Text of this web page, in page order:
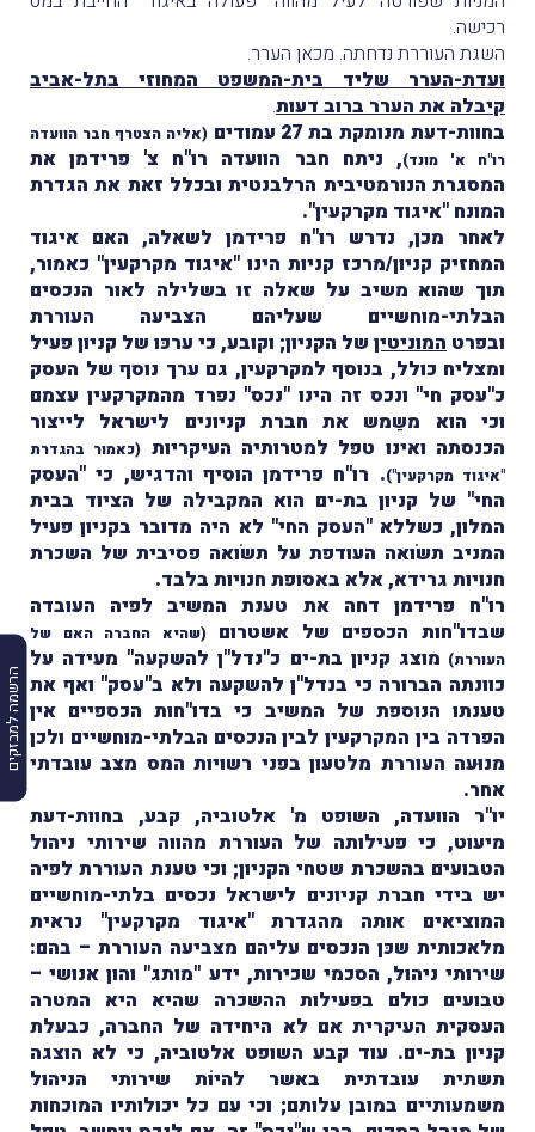
הרשמה למבזקים
רכישה.
השגת העוררת נדחתה. מכאן הערר.
ועדת-הערר שליד בית-המשפט המחוזי בתל-אביב
קיבלה את הערר ברוב דעות.
בחוות-דעת מנומקת בת 27 עמודים
(אליה הצטרף חבר הוועדה
רו"ח א' מונד), ניתח חבר הוועדה רו"ח צ' פרידמן את
המסגרת הנורמטיבית הרלבנטית ובכלל זאת את הגדרת
המונח "איגוד מקרקעין".
לאחר מכן, נדרש רו"ח פרידמן לשאלה, האם איגוד
המחזיק קניון/מרכז קניות הינו "איגוד מקרקעין" כאמור,
תוך שהוא משיב על שאלה זו בשלילה לאור הנכסים
הבלתי-מוחשיים שעליהם הצביעה העוררת
ובפרט המוניטין של הקניון; וקובע, כי ערכּו של קניון פעיל
ומצליח כולל, בנוסף למקרקעין, גם ערך נוסף של העסק
כ"עסק חי" ונכס זה הינו "נכס" נפרד מהמקרקעין עצמם
וכי הוא משַמש את חברת קניונים לישראל לייצור
הכנסתה ואינו טפל למטרותיה העיקריות (כאמור בהגדרת
"איגוד מקרקעין"). רו"ח פרידמן הוסיף והדגיש, כי "העסק
החי" של קניון בת-ים הוא המקבילה של הציוד בבית
המלון, כשללא "העסק החי" לא היה מדובר בקניון פעיל
המניב תשֹואה העודפת על תשֹואה פסיבית של השכרת
חנויות גרידא, אלא באסופת חנויות בלבד.
רו"ח פרידמן דחה את טענת המשיב לפיה העובדה
שבדו"חות הכספים של אשטרום
(שהיא החברה האם של
העוררת) מוצג קניון בת-ים כ"נדל"ן להשקעה" מעידה על
כוונתה הברורה כי בנדל"ן להשקעה ולא ב"עסק" ואף את
טענתו הנוספת של המשיב כי בדו"חות הכספיים אין
הפרדה בין המקרקעין לבין הנכסים הבלתי-מוחשיים ולכן
מנוּעה העוררת מלטעון בפני רשויות המס מצב עובדתי
אחר.
יו"ר הוועדה, השופט מ' אלטוביה, קבע, בחוות-דעת
מיעוט, כי פעילותה של העוררת מהווה שירותי ניהול
הטבועים בהשכרת שטחי הקניון; וכי טענת העוררת לפיה
יש בידי חברת קניונים לישראל נכסים בלתי-מוחשיים
המוציאים אותה מהגדרת "איגוד מקרקעין" נראית
מלאכותית שכּן הנכסים עליהם מצביעה העוררת – בהם:
שירותי ניהול, הסכמי שכירות, ידע "מותג" והון אנושי –
טבועים כולם בפעילות ההשכרה שהיא היא המטרה
העסקית העיקרית אם לא היחידה של החברה, כבעלת
קניון בת-ים. עוד קבע השופט אלטוביה, כי לא הוצגה
תשתית עובדתית באשר להיוֹת שירותי הניהול
משמעותיים במובן עלותם; וכי עם כל יכולותיו המוכחות